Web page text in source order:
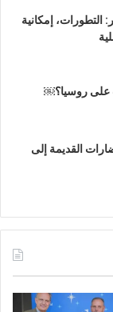
إمكانية
على روسيا؟￼
القديمة إلى